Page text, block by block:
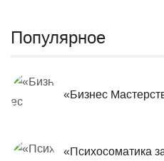
Популярное
«Бизнес
«Психосоматика